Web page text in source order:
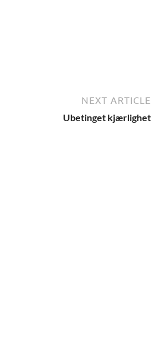
NEXT ARTICLE
Ubetinget kjærlighet